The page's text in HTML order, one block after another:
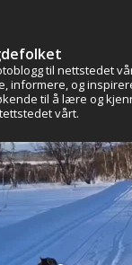
til nettstedet
informere, og
til å lære og
vårt.